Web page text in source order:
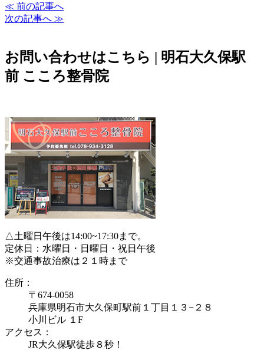
≪ 前の記事へ
次の記事へ ≫
お問い合わせはこちら | 明石大久保駅
前 こころ整骨院
△土曜日午後は14:00~17:30まで。
定休日：水曜日・日曜日・祝日午後
※交通事故治療は２１時まで
住所：
〒674-0058
兵庫県明石市大久保町駅前１丁目１３−２８
小川ビル １F
アクセス：
JR大久保駅徒歩８秒！